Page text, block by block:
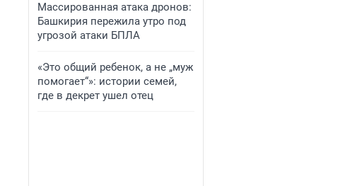
Массированная атака дронов:
Башкирия пережила утро под
угрозой атаки БПЛА
«Это общий ребенок, а не „муж
помогает“»: истории семей,
где в декрет ушел отец